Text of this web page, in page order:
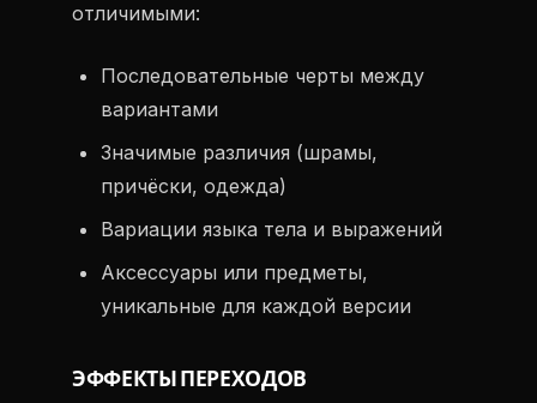
отличимыми:
Последовательные черты между
вариантами
Значимые различия (шрамы,
причёски, одежда)
Вариации языка тела и выражений
Аксессуары или предметы,
уникальные для каждой версии
ЭФФЕКТЫ ПЕРЕХОДОВ